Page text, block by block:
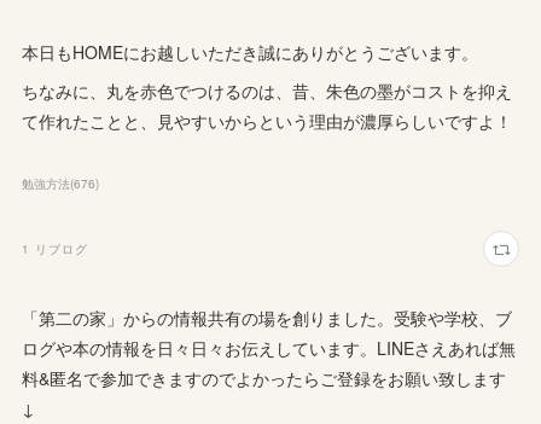
本日もHOMEにお越しいただき誠にありがとうございます。
ちなみに、丸を赤色でつけるのは、昔、朱色の墨がコストを抑え
て作れたことと、見やすいからという理由が濃厚らしいですよ！
勉強方法(676)
1 リブログ
「第二の家」からの情報共有の場を創りました。受験や学校、ブ
ログや本の情報を日々日々お伝えしています。LINEさえあれば無
料&匿名で参加できますのでよかったらご登録をお願い致します
↓